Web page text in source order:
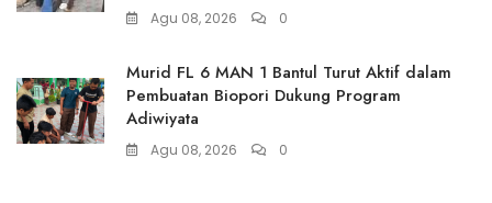
Agu 08, 2026 0
Murid FL 6 MAN 1 Bantul Turut Aktif dalam
Pembuatan Biopori Dukung Program
Adiwiyata
Agu 08, 2026 0